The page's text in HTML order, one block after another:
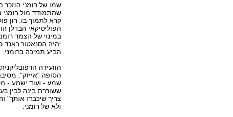
שמו של רומני הוזכר
שהתמודד מול רומני
קרא לתמוך בו. רון
הפוליטיקאי הבדלן
במינוי של הצמד
יהיה הסנאטור ראנד
הביע תמיכה ברומני.
הוועידה
הסופה "אייזק".
שמע - ועוד ישמע -
ששוררת בינה לבין
צריך שיכבדו אותך"
ולא של רומני.